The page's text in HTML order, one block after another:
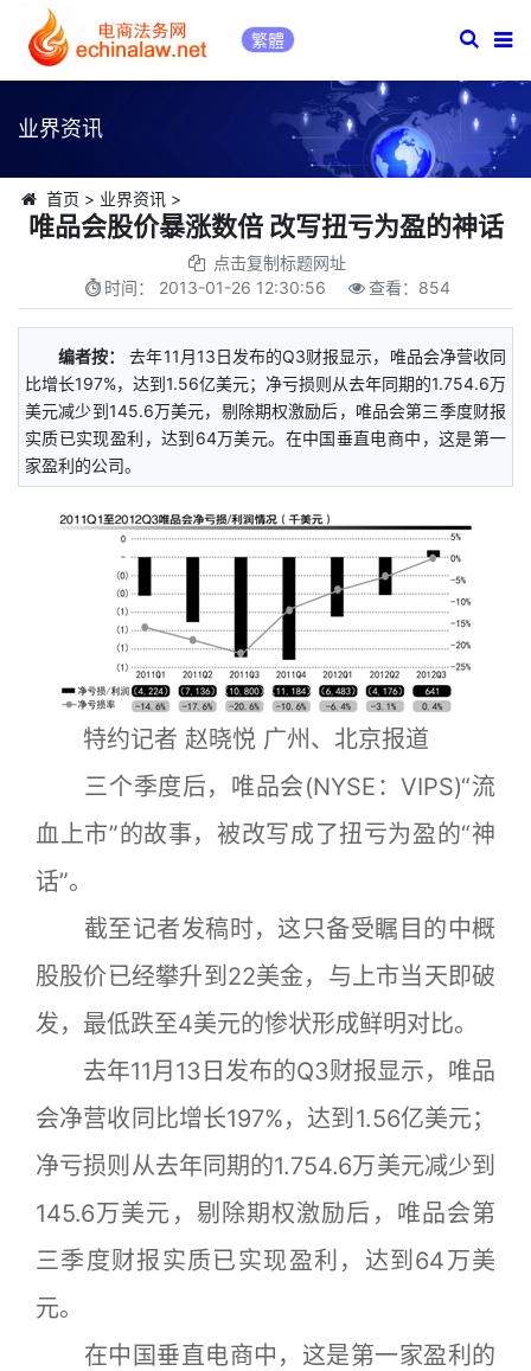
繁體
业界资讯
首页 > 业界资讯>
唯品会股价暴涨数倍 改写扭亏为盈的神话
点击复制标题网址
时间： 2013-01-26 12:30:56 查看： 854
编者按：
去年11月13日发布的Q3财报显示，唯品会净营收同
比增长197%，达到1.56亿美元；净亏损则从去年同期的1.754.6万
美元减少到145.6万美元，剔除期权激励后，唯品会第三季度财报
实质已实现盈利，达到64万美元。在中国垂直电商中，这是第一
家盈利的公司。
特约记者 赵晓悦 广州、北京报道
三个季度后，唯品会(NYSE：VIPS)“流
血上市”的故事，被改写成了扭亏为盈的“神
话”。
截至记者发稿时，这只备受瞩目的中概
股股价已经攀升到22美金，与上市当天即破
发，最低跌至4美元的惨状形成鲜明对比。
去年11月13日发布的Q3财报显示，唯品
会净营收同比增长197%，达到1.56亿美元；
净亏损则从去年同期的1.754.6万美元减少到
145.6万美元，剔除期权激励后，唯品会第
三季度财报实质已实现盈利，达到64万美
元。
在中国垂直电商中，这是第一家盈利的